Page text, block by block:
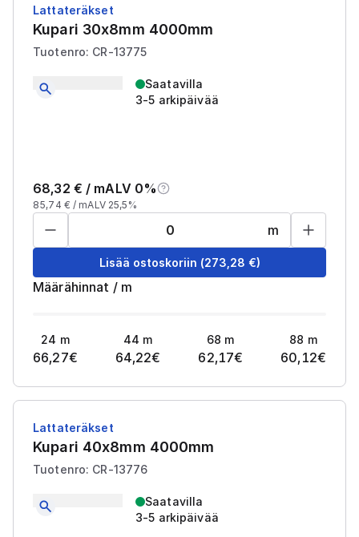
Lattateräkset
Kupari 30x8mm 4000mm
Tuotenro: CR-13775
Saatavilla
3-5 arkipäivää
68,32 € / mALV 0%
85,74 € / mALV 25,5%
m
Lisää ostoskoriin (273,28 €)
Määrähinnat / m
24 m
66,27€
44 m
64,22€
68 m
62,17€
88 m
60,12€
Lattateräkset
Kupari 40x8mm 4000mm
Tuotenro: CR-13776
Saatavilla
3-5 arkipäivää